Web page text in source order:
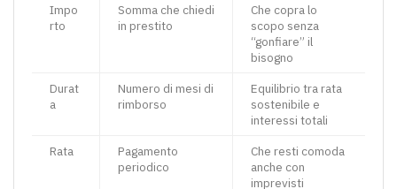
Impo
rto
Somma che chiedi
in prestito
Che copra lo
scopo senza
“gonfiare” il
bisogno
Durat
a
Numero di mesi di
rimborso
Equilibrio tra rata
sostenibile e
interessi totali
Rata
Pagamento
periodico
Che resti comoda
anche con
imprevisti